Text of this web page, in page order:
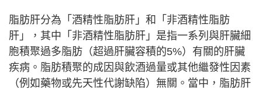
脂肪肝分為「酒精性脂肪肝」和「非酒精性脂肪
肝」，其中「非酒精性脂肪肝」是指一系列與肝臟細
胞積聚過多脂肪（超過肝臟容積的5%）有關的肝臟
疾病。脂肪積聚的成因與飲酒過量或其他繼發性因素
（例如藥物或先天性代謝缺陷）無關。當中，脂肪肝